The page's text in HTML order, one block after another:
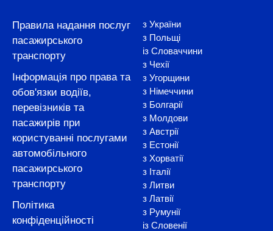
Правила надання послуг
пасажирського
транспорту
Інформація про права та
обов'язки водіїв,
перевізників та
пасажирів при
користуванні послугами
автомобільного
пасажирського
транспорту
Політика
конфіденційності
з України
з Польщі
із Словаччини
з Чехії
з Угорщини
з Німеччини
з Болгарії
з Молдови
з Австрії
з Естонії
з Хорватії
з Італії
з Литви
з Латвії
з Румунії
із Словенії